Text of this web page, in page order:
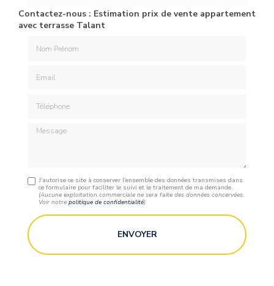
Contactez-nous : Estimation prix de vente appartement
avec terrasse Talant
Message
J'autorise ce site à conserver l'ensemble des données transmises dans
ce formulaire pour faciliter le suivi et le traitement de ma demande.
(Aucune exploitation commerciale ne sera faite des données concervées.
Voir notrepolitique de confidentialité)